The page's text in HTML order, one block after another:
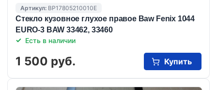
Артикул: BP17805210010E
Стекло кузовное глухое правое Baw Fenix 1044
EURO-3 BAW 33462, 33460
Есть в наличии
1 500 руб. Купить